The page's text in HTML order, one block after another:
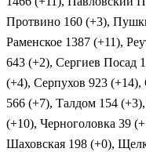
Протвино 160 (+3),
Раменское 1387 (+11),
643 (+2), Сергиев Посад
(+4), Серпухов 923
566 (+7), Талдом 154
(+10), Черноголовка 39
Шаховская 198 (+0),